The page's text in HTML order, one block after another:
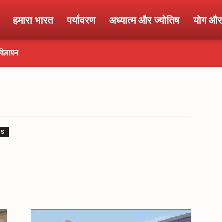
हमारा भारत पर्यावरण अध्यात्म और ज्योतिष योग